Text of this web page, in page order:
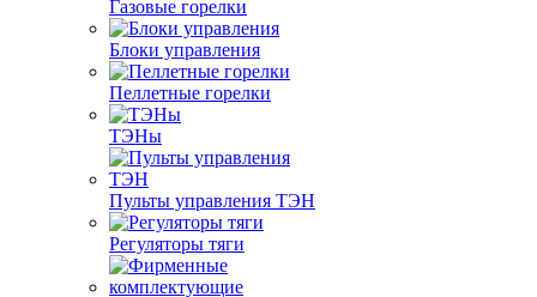
Газовые горелки
Блоки управления
Пеллетные горелки
ТЭНы
Пульты управления ТЭН
Регуляторы тяги